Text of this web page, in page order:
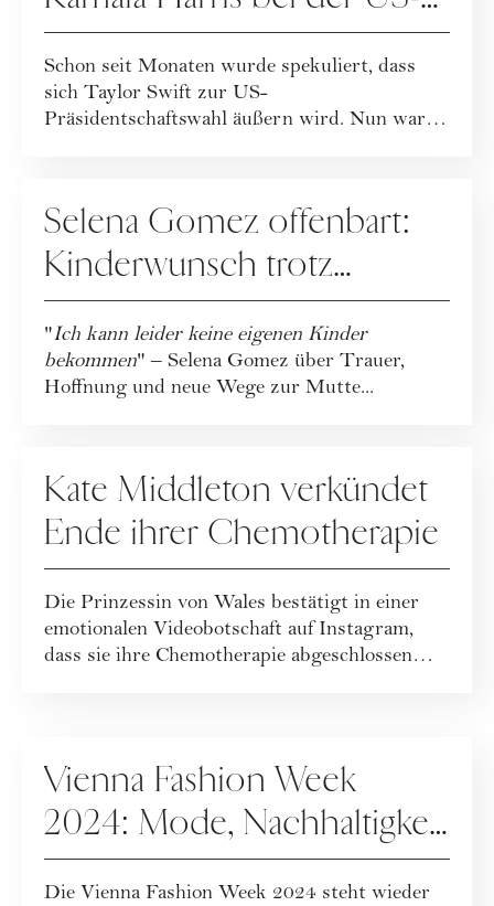
Wahl
Schon seit Monaten wurde spekuliert, dass
sich Taylor Swift zur US-
Präsidentschaftswahl äußern wird. Nun war es
Selena Gomez offenbart:
Kinderwunsch trotz
medizinischer Hürden
"Ich kann leider keine eigenen Kinder
bekommen" – Selena Gomez über Trauer,
Hoffnung und neue Wege zur Mutte...
Kate Middleton verkündet
Ende ihrer Chemotherapie
Die Prinzessin von Wales bestätigt in einer
emotionalen Videobotschaft auf Instagram,
dass sie ihre Chemotherapie abgeschlossen
Vienna Fashion Week
2024: Mode, Nachhaltigkeit
& soziale Verantwortung
Die Vienna Fashion Week 2024 steht wieder